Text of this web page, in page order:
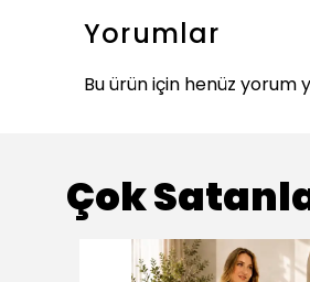
Yorumlar
Bu ürün için henüz yorum
Çok